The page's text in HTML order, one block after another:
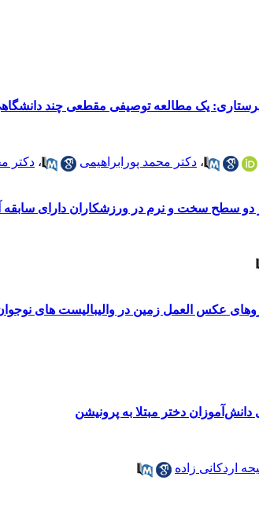
پرستاری: یک مطالعه توصیفی مقطعی چند
، دکتر محمد پورابراهیمی ، دکتر
دو سطح سخت و نرم در ورزشکاران دارای
عکس العمل زمین در والیبالیست های
دختر مبتلا به پرونیشن
اردکانی زاده